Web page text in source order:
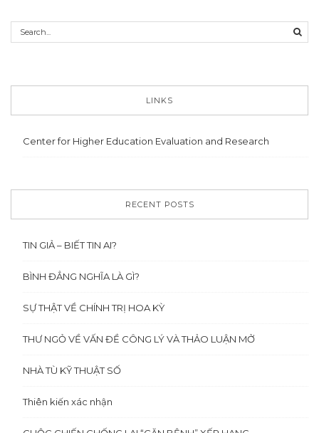
LINKS
Center for Higher Education Evaluation and Research
RECENT POSTS
TIN GIẢ – BIẾT TIN AI?
BÌNH ĐẲNG NGHĨA LÀ GÌ?
SỰ THẬT VỀ CHÍNH TRỊ HOA KỲ
THƯ NGỎ VỀ VẤN ĐỀ CÔNG LÝ VÀ THẢO LUẬN MỞ
NHÀ TÙ KỸ THUẬT SỐ
Thiên kiến xác nhận